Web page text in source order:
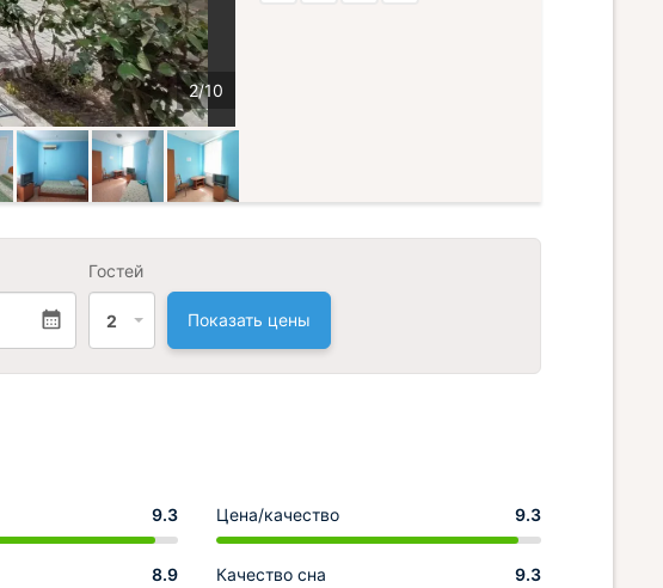
Гостей
2 Показать цены
9.3 Цена/качество 9.3
8.9 Качество сна 9.3